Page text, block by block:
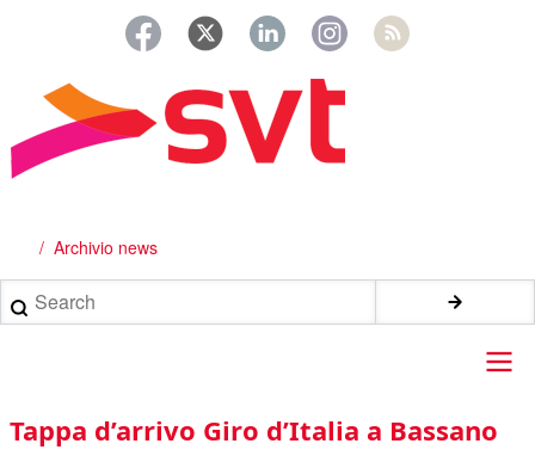
principale
Briciole
di
pane
Archivio news
Search
Main
navigation
Tappa d’arrivo Giro d’Italia a Bassano